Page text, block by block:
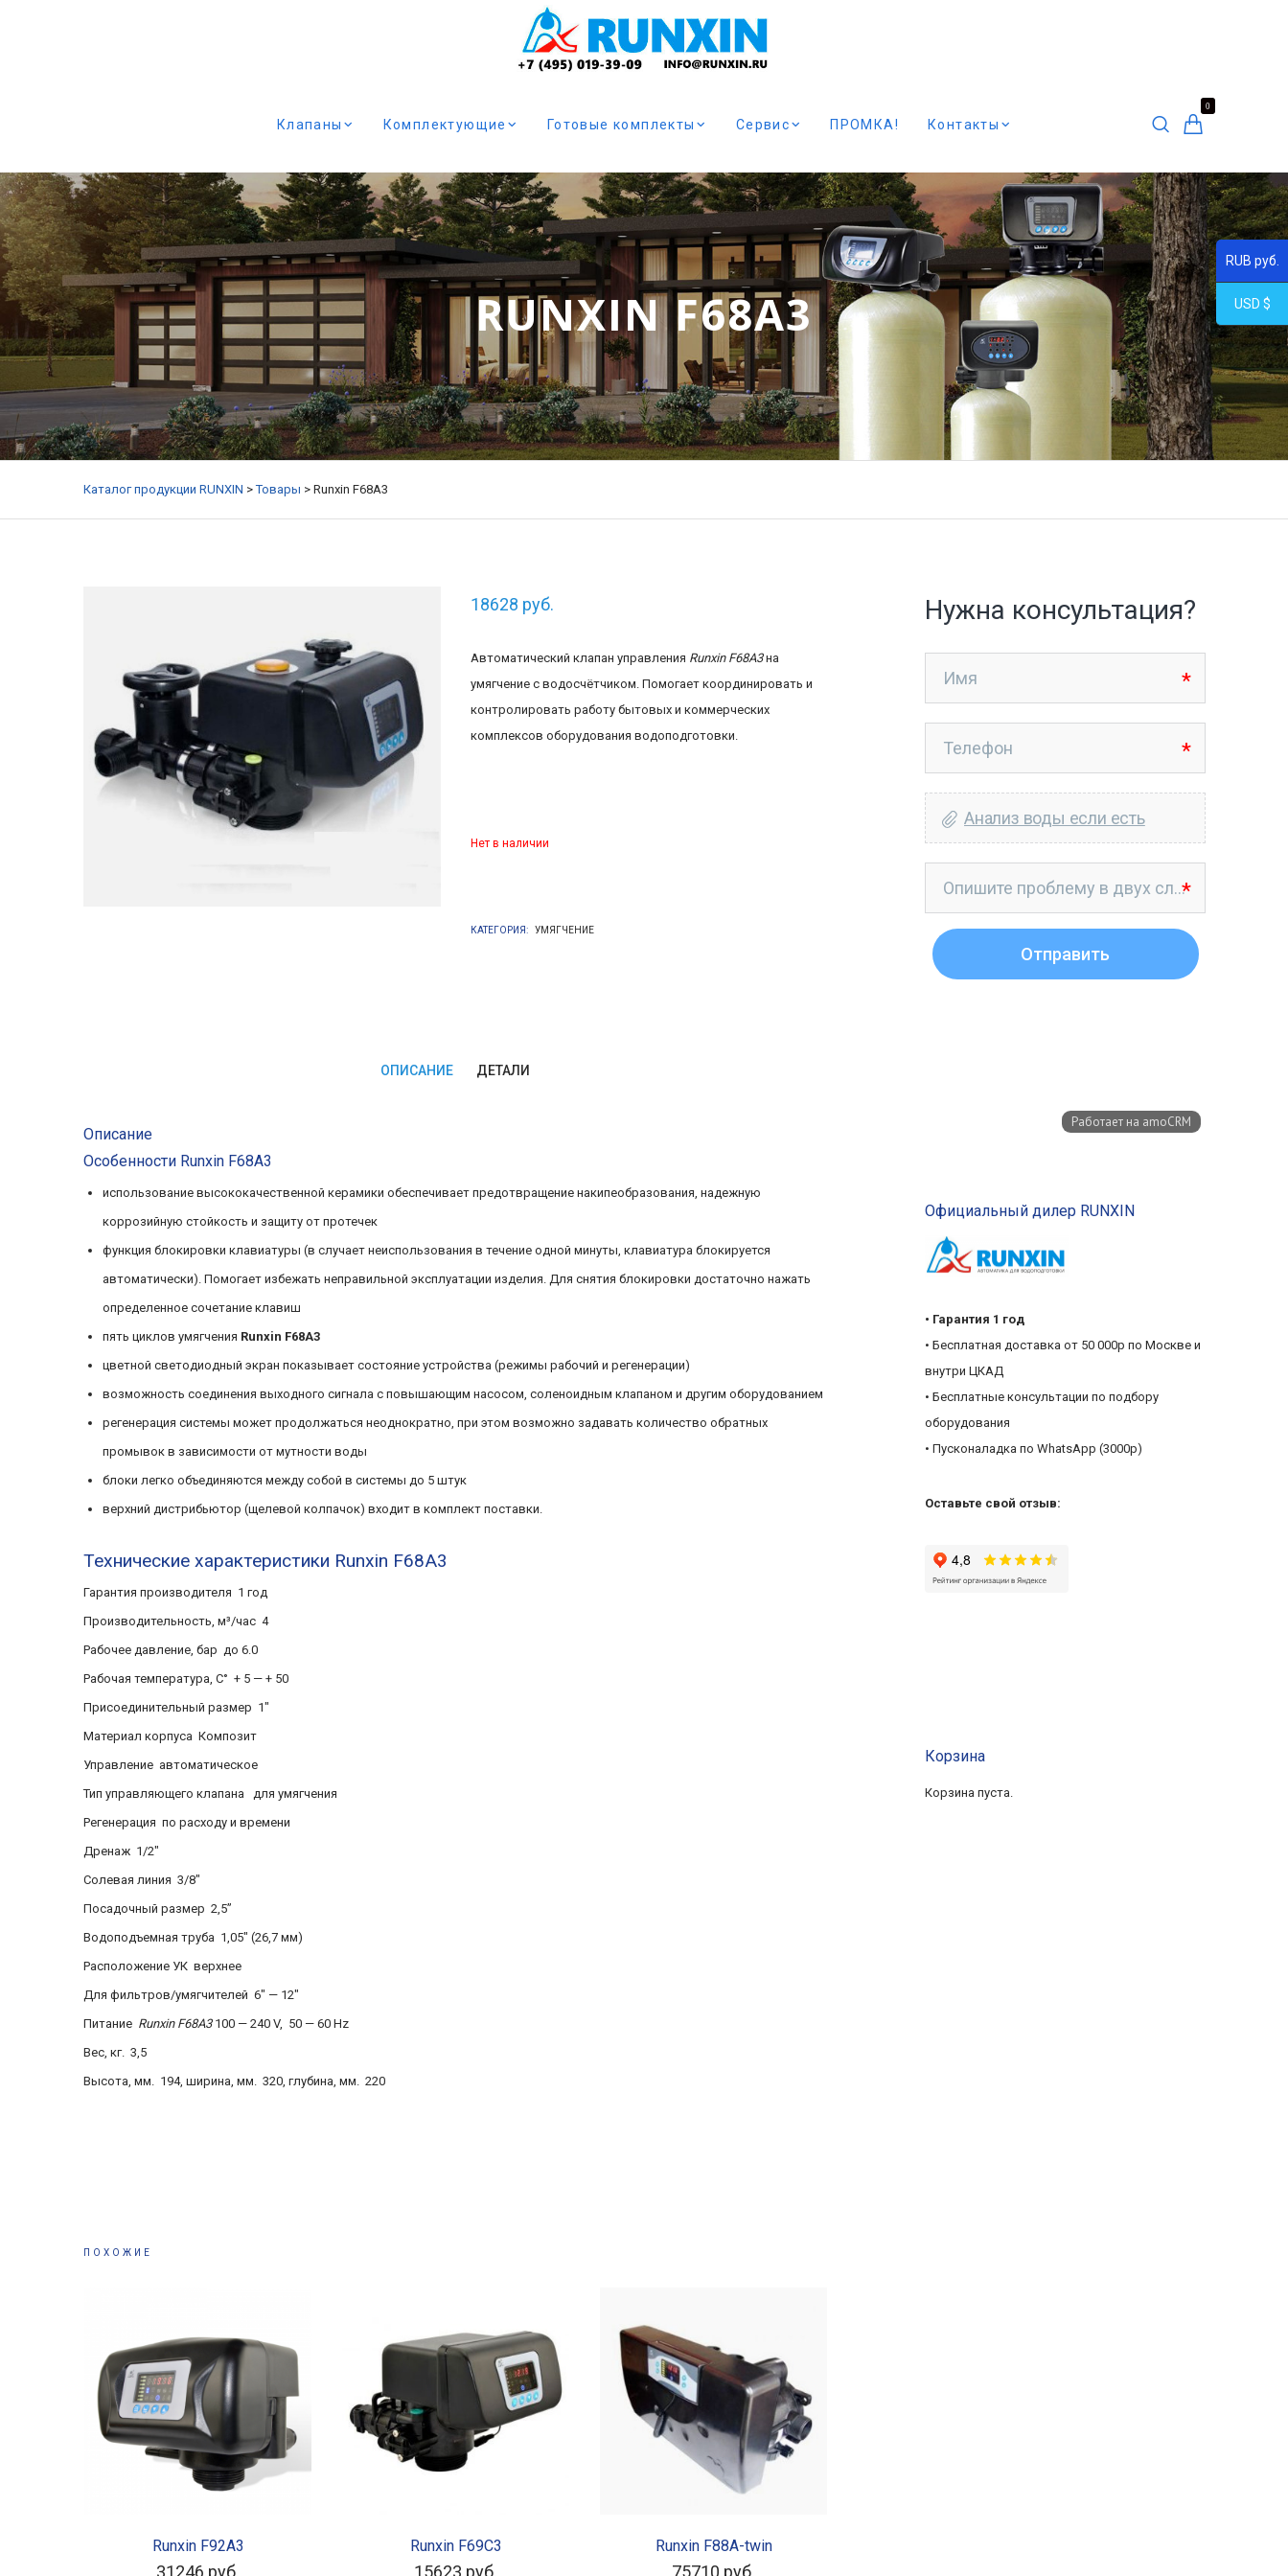
0
Клапаны Комплектующие Готовые комплекты Сервис ПРОМКА! Контакты
RUNXIN F68A3
Каталог продукции RUNXIN >Товары > Runxin F68A3
18628 руб.
Автоматический клапан управления Runxin F68A3на
умягчение с водосчётчиком. Помогает координировать и
контролировать работу бытовых и коммерческих
комплексов оборудования водоподготовки.
Нет в наличии
КАТЕГОРИЯ: УМЯГЧЕНИЕ
ОПИСАНИЕ ДЕТАЛИ
Описание
Особенности Runxin F68A3
использование высококачественной керамики обеспечивает предотвращение накипеобразования, надежную
коррозийную стойкость и защиту от протечек
функция блокировки клавиатуры (в случает неиспользования в течение одной минуты, клавиатура блокируется
автоматически). Помогает избежать неправильной эксплуатации изделия. Для снятия блокировки достаточно нажать
определенное сочетание клавиш
пять циклов умягчения Runxin F68A3
цветной светодиодный экран показывает состояние устройства (режимы рабочий и регенерации)
возможность соединения выходного сигнала с повышающим насосом, соленоидным клапаном и другим оборудованием
регенерация системы может продолжаться неоднократно, при этом возможно задавать количество обратных
промывок в зависимости от мутности воды
блоки легко объединяются между собой в системы до 5 штук
верхний дистрибьютор (щелевой колпачок) входит в комплект поставки
Технические характеристики Runxin F68A3
Гарантия производителя 1 год
Производительность, м³/час 4
Рабочее давление, бар до 6.0
Рабочая температура, С° + 5 — + 50
Присоединительный размер 1″
Материал корпуса Композит
Управление автоматическое
Тип управляющего клапана для умягчения
Регенерация по расходу и времени
Дренаж 1/2″
Солевая линия 3/8″
Посадочный размер 2,5”
Водоподъемная труба 1,05″ (26,7 мм)
Расположение УК верхнее
Для фильтров/умягчителей 6″ — 12″
Питание Runxin F68A3100 — 240 V, 50 — 60 Hz
Вес, кг. 3,5
Высота, мм. 194, ширина, мм. 320, глубина, мм. 220
ПОХОЖИЕ
Runxin F92A3 Runxin F69C3 Runxin F88A-twin
Официальный дилер RUNXIN
• Гарантия 1 год
• Бесплатная доставка от 50 000р по Москве и
внутри ЦКАД
• Бесплатные консультации по подбору
оборудования
• Пусконаладка по WhatsApp (3000р)
Оставьте свой отзыв:
Корзина
Корзина пуста.
RUB руб.
USD $